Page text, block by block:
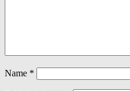
Name *